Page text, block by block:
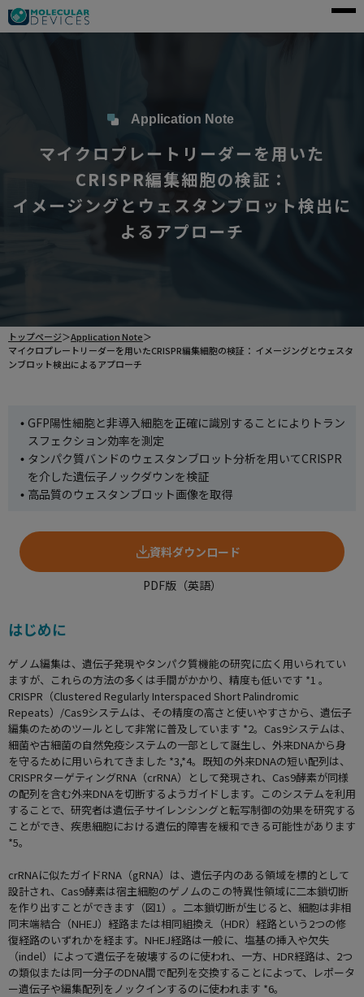
製品一覧
サービス・サポート
導入事例
企業情報
使用方法についてのお問い合わせ
Application Note
マイクロプレートリーダーを用いた
CRISPR編集細胞の検証：
イメージングとウェスタンブロット検出に
よるアプローチ
トップページ＞Application Note＞
マイクロプレートリーダーを用いたCRISPR編集細胞の検証： イメージングとウェスタ
ンブロット検出によるアプローチ
GFP陽性細胞と非導入細胞を正確に識別することによりトラン
スフェクション効率を測定
タンパク質バンドのウェスタンブロット分析を用いてCRISPR
を介した遺伝子ノックダウンを検証
高品質のウェスタンブロット画像を取得
資料ダウンロード
PDF版（英語）
はじめに
ゲノム編集は、遺伝子発現やタンパク質機能の研究に広く用いられてい
ますが、これらの方法の多くは手間がかかり、精度も低いです *1 。
CRISPR（Clustered Regularly Interspaced Short Palindromic
Repeats）/Cas9システムは、その精度の高さと使いやすさから、遺伝子
編集のためのツールとして非常に普及しています *2。Cas9システムは、
細菌や古細菌の自然免疫システムの一部として誕生し、外来DNAから身
を守るために用いられてきました *3,*4。既知の外来DNAの短い配列は、
CRISPRターゲティングRNA（crRNA）として発現され、Cas9酵素が同様
の配列を含む外来DNAを切断するようガイドします。このシステムを利用
することで、研究者は遺伝子サイレンシングと転写制御の効果を研究する
ことができ、疾患細胞における遺伝的障害を緩和できる可能性があります
*5。
crRNAに似たガイドRNA（gRNA）は、遺伝子内のある領域を標的として
設計され、Cas9酵素は宿主細胞のゲノムのこの特異性領域に二本鎖切断
を作り出すことができます（図1）。二本鎖切断が生じると、細胞は非相
同末端結合（NHEJ）経路または相同組換え（HDR）経路という2つの修
復経路のいずれかを経ます。NHEJ経路は一般に、塩基の挿入や欠失
（indel）によって遺伝子を破壊するのに使われ、一方、HDR経路は、2つ
の類似または同一分子のDNA間で配列を交換することによって、レポータ
ー遺伝子や編集配列をノックインするのに使われます *6。